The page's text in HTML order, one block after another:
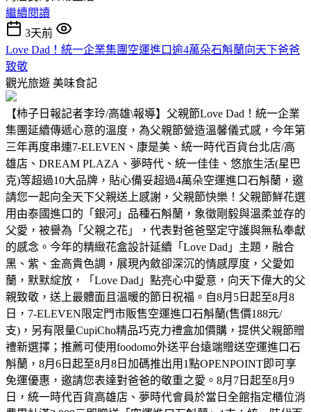
繼續閱讀
3天前
Love Dad！統一企業集團空運進口逾4萬朵石斛蘭向天下爸爸
致敬
觀光旅遊 美味食記
【柿子日報記者李玲/高雄\報導】父親節Love Dad！統一企業
集團延續傳遞心意的溫度，為父親節營造溫馨儀式感，今年第
三年再度串連7-ELEVEN、康是美、統一時代百貨台北店/高
雄店、DREAM PLAZA、夢時代、統一佳佳、悠旅生活(星巴
克)等超過10大品牌，貼心備妥超過4萬朵空運進口石斛蘭，邀
請您一起向全天下父親送上感謝，父親節快樂！父親節鮮花選
用由泰國進口的「銀河」品種石斛蘭，象徵剛毅與溫柔並存的
父愛，被譽為「父親之花」，代表對爸爸堅定守護與無私奉獻
的感念。今年的精緻花盒設計延續「Love Dad」主題，融合
黑、紫、金高貴色調，展現內斂卻深沉的情感厚度，父愛如
蘭，默默綻放，「Love Dad」點亮心中愛意，向天下偉大的父
親致敬，送上最體面且溫暖的節日祝福。自8月5日起至8月8
日，7-ELEVEN限定門市販售空運進口石斛蘭(售價188元/
支)，另有限量CupiCho精品巧克力禮盒加價購，提供父親節贈
禮新選擇；推薦可使用foodomo外送平台遠端贈送空運進口石
斛蘭，8月6日起至8月8日加碼推出用1點OPENPOINT即可享
免運優惠，邀請您表達對爸爸的敬重之愛。8月7日起至8月9
日，統一時代百貨高雄店、夢時代會員於當日全館指定櫃位消